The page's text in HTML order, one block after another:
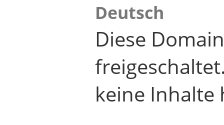
Deutsch
Diese
keine Inhalte